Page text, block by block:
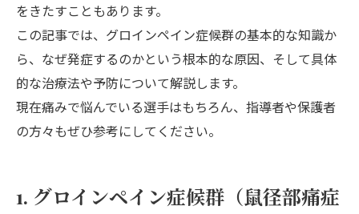
をきたすこともあります。
この記事では、グロインペイン症候群の基本的な知識か
ら、なぜ発症するのかという根本的な原因、そして具体
的な治療法や予防について解説します。
現在痛みで悩んでいる選手はもちろん、指導者や保護者
の方々もぜひ参考にしてください。
1. グロインペイン症候群（鼠径部痛症